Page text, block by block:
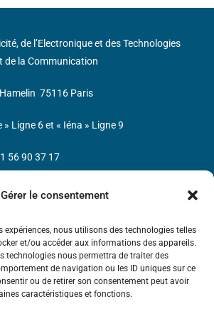
Gérer le consentement
expériences, nous utilisons des technologies telles
et/ou accéder aux informations des appareils.
technologies nous permettra de traiter des
de navigation ou les ID uniques sur ce
ou de retirer son consentement peut avoir
caractéristiques et fonctions.
découvertes d’André-
de l’Electronique et des Technologies
de la Communication
75116 Paris
» Ligne 6 et « Iéna » Ligne 9
56 90 37 17
232, Code APE : 9412Z TVA intra-
785 393 232